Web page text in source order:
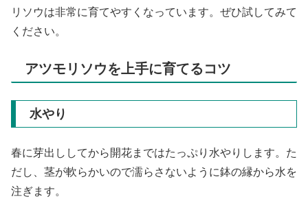
リソウは非常に育てやすくなっています。ぜひ試してみて
ください。
アツモリソウを上手に育てるコツ
水やり
春に芽出ししてから開花まではたっぷり水やりします。た
だし、茎が軟らかいので濡らさないように鉢の縁から水を
注ぎます。